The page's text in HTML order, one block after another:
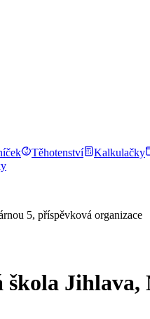
Těhotenství Kalkulačky
5, příspěvková organizace